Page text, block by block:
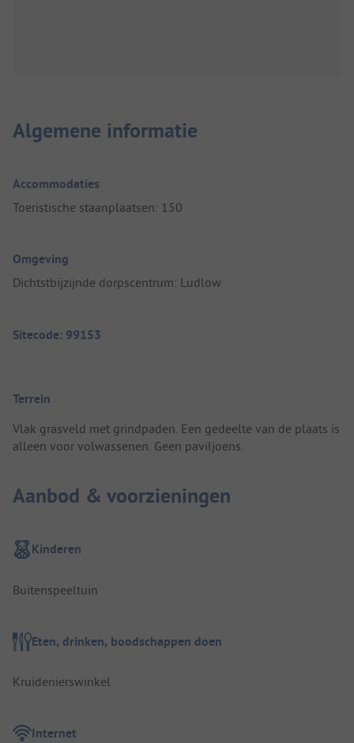
Algemene informatie
Accommodaties
Toeristische staanplaatsen: 150
Omgeving
Dichtstbijzijnde dorpscentrum: Ludlow
Sitecode: 99153
Terrein
Vlak grasveld met grindpaden. Een gedeelte van de plaats is
alleen voor volwassenen. Geen paviljoens.
Aanbod & voorzieningen
Kinderen
Buitenspeeltuin
Eten, drinken, boodschappen doen
Kruidenierswinkel
Internet